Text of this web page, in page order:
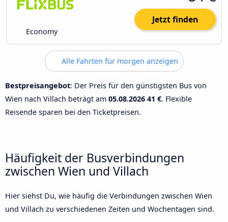
Economy
Jetzt finden
Alle Fahrten für morgen anzeigen
Bestpreisangebot: Der Preis für den günstigsten Bus von
Wien nach Villach beträgt am 05.08.2026 41 €. Flexible
Reisende sparen bei den Ticketpreisen.
Häufigkeit der Busverbindungen
zwischen Wien und Villach
Hier siehst Du, wie häufig die Verbindungen zwischen Wien
und Villach zu verschiedenen Zeiten und Wochentagen sind.